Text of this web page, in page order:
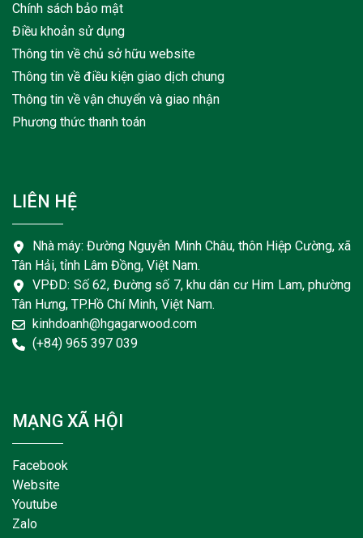
Chính sách bảo mật
Điều khoản sử dụng
Thông tin về chủ sở hữu website
Thông tin về điều kiện giao dịch chung
Thông tin về vận chuyển và giao nhận
Phương thức thanh toán
LIÊN HỆ
Nhà máy: Đường Nguyễn Minh Châu, thôn Hiệp Cường, xã
Tân Hải, tỉnh Lâm Đồng, Việt Nam.
VPĐD: Số 62, Đường số 7, khu dân cư Him Lam, phường
Tân Hưng, TP.Hồ Chí Minh, Việt Nam.
kinhdoanh@hgagarwood.com
(+84) 965 397 039
MẠNG XÃ HỘI
Facebook
Website
Youtube
Zalo